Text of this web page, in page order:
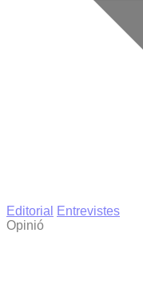
Editorial
Entrevistes
Opinió